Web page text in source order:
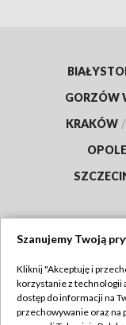
GORZÓW
KRAKÓW /
OPOLE
Abonament TVP
Szanujemy Twoją
Kliknij "Akceptuję i
korzystanie z technologii
dostęp do informacji na
przechowywanie oraz na